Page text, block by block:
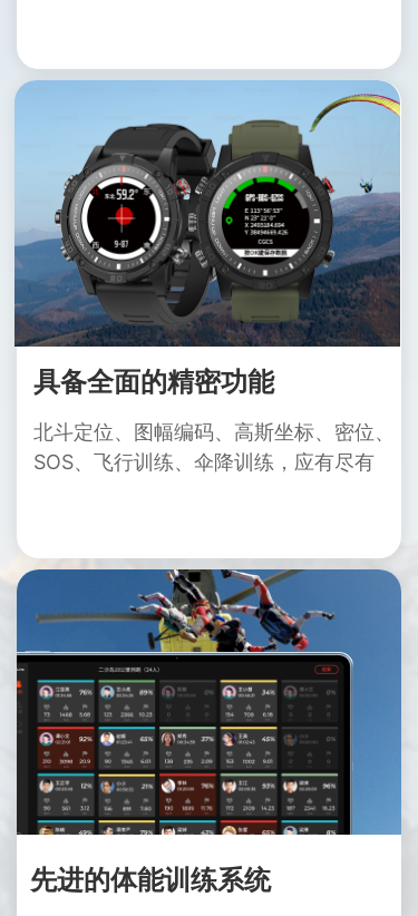
具备全面的精密功能
北斗定位、图幅编码、高斯坐标、密位、
SOS、飞行训练、伞降训练， 应有尽有
先进的体能训练系统